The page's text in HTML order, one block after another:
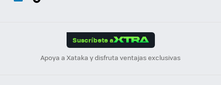
Suscríbete a
Apoya a Xataka y disfruta ventajas exclusivas